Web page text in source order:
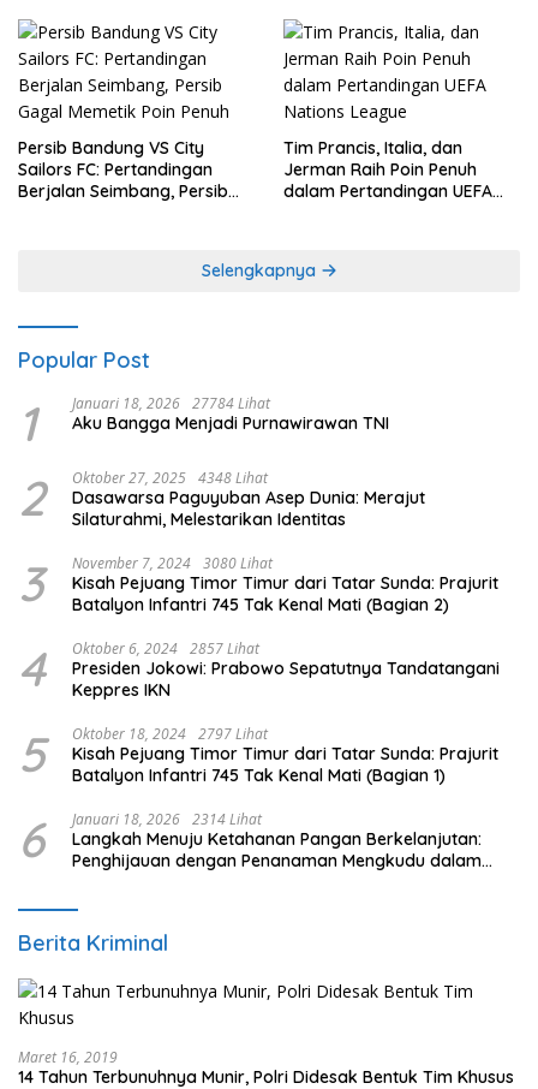
Persib Bandung VS City
Sailors FC: Pertandingan
Berjalan Seimbang, Persib
Tim Prancis, Italia, dan
Jerman Raih Poin Penuh
dalam Pertandingan UEFA
Selengkapnya
Popular Post
1 Januari 18, 2026 27784 Lihat
Aku Bangga Menjadi Purnawirawan TNI
2 Oktober 27, 2025 4348 Lihat
Dasawarsa Paguyuban Asep Dunia: Merajut
Silaturahmi, Melestarikan Identitas
3 November 7, 2024 3080 Lihat
Kisah Pejuang Timor Timur dari Tatar Sunda: Prajurit
Batalyon Infantri 745 Tak Kenal Mati (Bagian 2)
4 Oktober 6, 2024 2857 Lihat
Presiden Jokowi: Prabowo Sepatutnya Tandatangani
Keppres IKN
5 Oktober 18, 2024 2797 Lihat
Kisah Pejuang Timor Timur dari Tatar Sunda: Prajurit
Batalyon Infantri 745 Tak Kenal Mati (Bagian 1)
6 Januari 18, 2026 2314 Lihat
Langkah Menuju Ketahanan Pangan Berkelanjutan:
Penghijauan dengan Penanaman Mengkudu dalam
Berita Kriminal
Maret 16, 2019
14 Tahun Terbunuhnya Munir, Polri Didesak Bentuk Tim Khusus